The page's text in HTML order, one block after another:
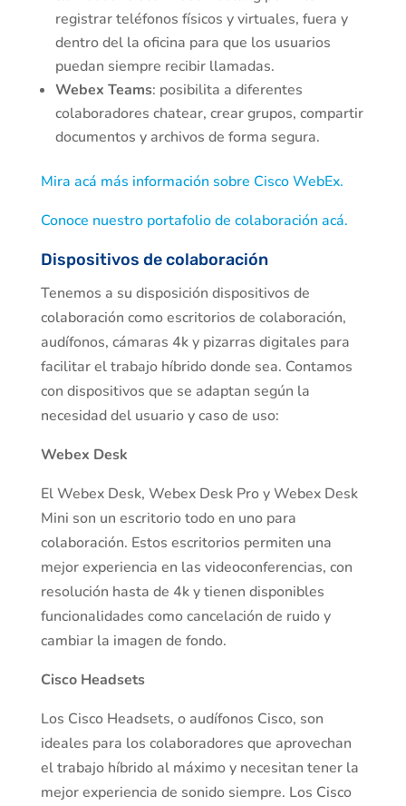
registrar teléfonos físicos y virtuales, fuera y
dentro del la oficina para que los usuarios
puedan siempre recibir llamadas.
Webex Teams: posibilita a diferentes
colaboradores chatear, crear grupos, compartir
documentos y archivos de forma segura.
Mira acá más información sobre Cisco WebEx.
Conoce nuestro portafolio de colaboración acá.
Dispositivos de colaboración
Tenemos a su disposición dispositivos de
colaboración como escritorios de colaboración,
audífonos, cámaras 4k y pizarras digitales para
facilitar el trabajo híbrido donde sea. Contamos
con dispositivos que se adaptan según la
necesidad del usuario y caso de uso:
Webex Desk
El Webex Desk, Webex Desk Pro y Webex Desk
Mini son un escritorio todo en uno para
colaboración. Estos escritorios permiten una
mejor experiencia en las videoconferencias, con
resolución hasta de 4k y tienen disponibles
funcionalidades como cancelación de ruido y
cambiar la imagen de fondo.
Cisco Headsets
Los Cisco Headsets, o audífonos Cisco, son
ideales para los colaboradores que aprovechan
el trabajo híbrido al máximo y necesitan tener la
mejor experiencia de sonido siempre. Los Cisco